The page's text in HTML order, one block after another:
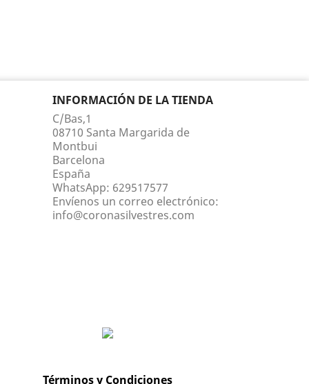
INFORMACIÓN DE LA TIENDA
C/Bas,1
08710 Santa Margarida de
Montbui
Barcelona
España
WhatsApp: 629517577
Envíenos un correo electrónico:
info@coronasilvestres.com
Términos y Condiciones